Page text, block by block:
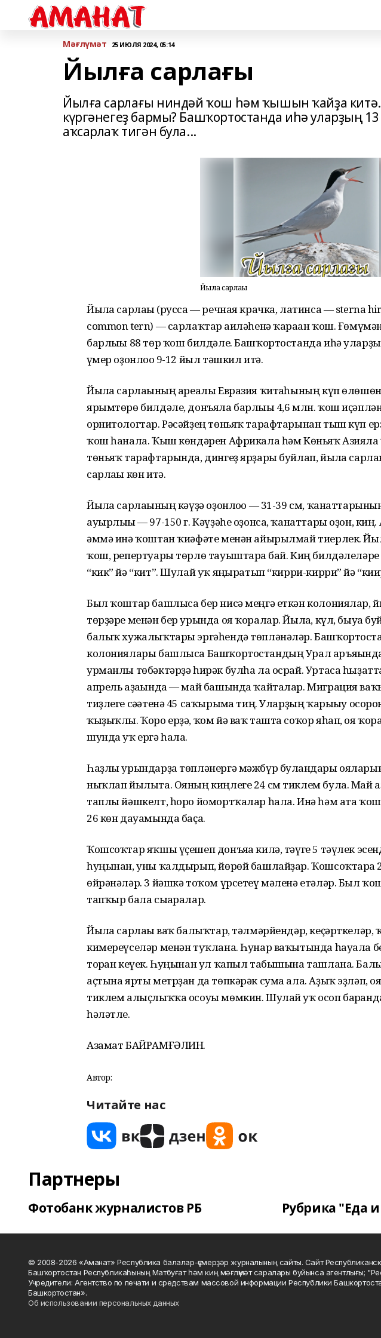
Мәғлүмәт 25 ИЮЛЯ 2024, 05:14
Йылға сарлағы
Йылға сарлағы ниндәй ҡош һәм ҡышын ҡайҙа
күргәнегеҙ бармы? Башҡортостанда иһә уларҙың
аҡсарлаҡ тигән була...
Йылға сарлағы
Йылға сарлағы (русса — речная крачка, латинса — sterna
common tern) — сарлаҡтар ғаиләһенә ҡараған ҡош.
барлығы 88 төр ҡош билдәле. Башҡортостанда иһә
ғүмер оҙонлоғо 9-12 йыл тәшкил итә.
Йылға сарлағының ареалы Евразия ҡитғаһының күп
ярымтөрө билдәле, донъяла барлығы 4,6 млн. ҡош
орнитологтар. Рәсәйҙең төньяҡ тарафтарынан тыш күп
ҡош һанала. Ҡыш көндәрен Африкала һәм Көньяҡ Азияла
төньяҡ тарафтарында, дингеҙ ярҙары буйлап, йылға
сарлағы көн итә.
Йылға сарлағының кәүҙә оҙонлоғо — 31-39 см,
ауырлығы — 97-150 г. Кәүҙәһе оҙонса, ҡанаттары оҙон,
әммә инә ҡоштан ҡиәфәте менән айырылмай тиерлек.
ҡош, репертуары төрлө тауыштарға бай. Киң
“кик” йә “кит”. Шулай уҡ яңғыратып “кирри-кирри” йә
Был ҡоштар башлыса бер нисә меңгә еткән
төрҙәре менән бер урында оя ҡоралар. Йылға, күл, быуа
балыҡ хужалыҡтары эргәһендә төпләнәләр.
колониялары башлыса Башҡортостандың Урал
урманлы төбәктәрҙә һирәк булһа ла осрай. Уртаса
апрель аҙағында — май башында ҡайталар. Миграция
тиҙлеге сәғәтенә 45 саҡырымға тиң. Уларҙың ҡарығыу
ҡыҙыҡлы. Ҡоро ерҙә, ҡом йә ваҡ ташта соҡор яһап, оя
шунда уҡ ергә һала.
Һаҙлы урындарҙа төпләнергә мәжбүр булғандары
ныҡлап йылыта. Ояның киңлеге 24 см тиклем була. Май
таплы йәшкелт, һоро йомортҡалар һала. Инә һәм ата
26 көн дауамында баҫа.
Ҡошсоҡтар яҡшы үҫешеп донъяға килә, тәүге 5 тәүлек
һуңынан, уны ҡалдырып, йөрөй башлайҙар. Ҡошсоҡтарға
өйрәнәләр. 3 йәшкә тоҡом үрсетеү мәленә етәләр. Был
тапҡыр бала сығаралар.
Йылға сарлағы ваҡ балыҡтар, тәлмәрйендәр,
кимереүселәр менән туҡлана. Һунар ваҡытында һауала
торған кеүек. Һуңынан ул ҡапыл табышына ташлана.
аҫтына ярты метрҙан да төпкәрәк сума ала. Аҙыҡ эҙләп,
тиклем алыҫлыҡҡа осоуы мөмкин. Шулай уҡ осоп
һәләтле.
Азамат БАЙРАМҒӘЛИН.
Автор:
Читайте нас
Партнеры
Фотобанк журналистов РБ Рубрика "Еда
© 2008-2026 «Аманат» Республика балалар-үҫмерҙәр журналының сайты. Сайт
Башҡортостан Республикаһының Матбуғат һәм киң мәғлүмәт саралары буйынса агентлығы;
Учредители: Агентство по печати и средствам массовой информации Республики
Башкортостан».
Об использовании персональных данных